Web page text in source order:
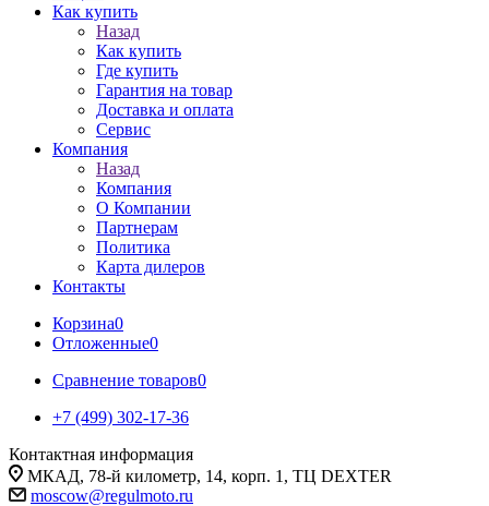
Как купить
Назад
Как купить
Где купить
Гарантия на товар
Доставка и оплата
Сервис
Компания
Назад
Компания
О Компании
Партнерам
Политика
Карта дилеров
Контакты
Корзина0
Отложенные0
Сравнение товаров0
+7 (499) 302-17-36
Контактная информация
МКАД, 78-й километр, 14, корп. 1, ТЦ DEXTER
moscow@regulmoto.ru